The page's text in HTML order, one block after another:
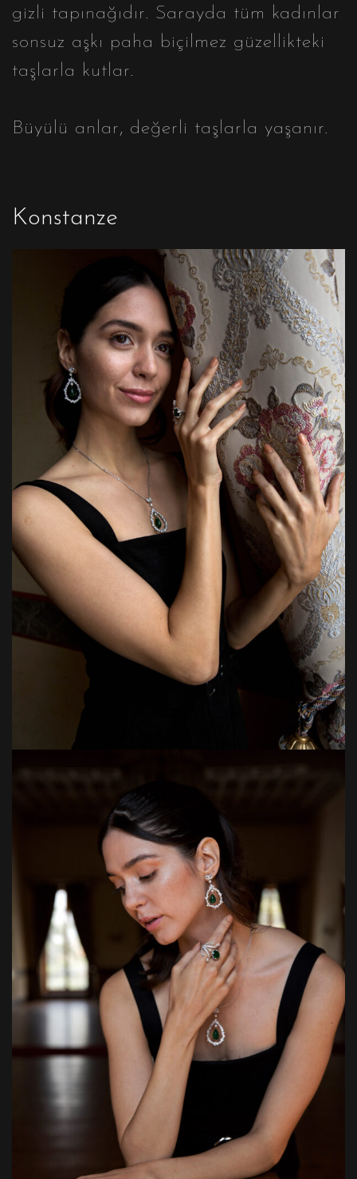
gizli tapınağıdır. Sarayda tüm kadınlar
sonsuz aşkı paha biçilmez güzellikteki
taşlarla kutlar.
Büyülü anlar, değerli taşlarla yaşanır.
Konstanze